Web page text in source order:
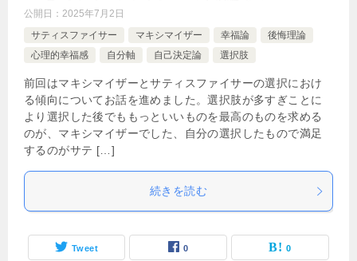
公開日： 2025年7月2日
サティスファイサー
マキシマイザー 幸福論
後悔理論
心理的幸福感
自分軸 自己決定論 選択肢
前回はマキシマイザーとサティスファイサーの選択におけ
る傾向についてお話を進めました。選択肢が多すぎことに
より選択した後でももっといいものを最高のものを求める
のが、マキシマイザーでした、自分の選択したもので満足
するのがサテ […]
続きを読む
Tweet 0 0